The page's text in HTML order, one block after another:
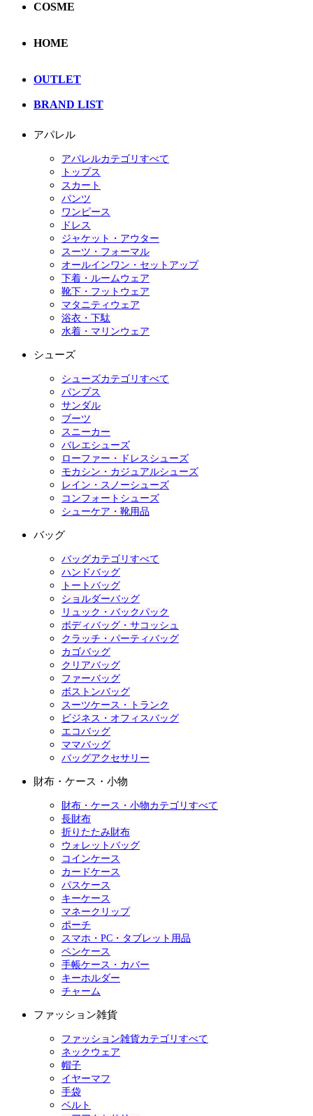
COSME
HOME
OUTLET
BRAND LIST
アパレル
アパレルカテゴリすべて
トップス
スカート
パンツ
ワンピース
ドレス
ジャケット・アウター
スーツ・フォーマル
オールインワン・セットアップ
下着・ルームウェア
靴下・フットウェア
マタニティウェア
浴衣・下駄
水着・マリンウェア
シューズ
シューズカテゴリすべて
パンプス
サンダル
ブーツ
スニーカー
バレエシューズ
ローファー・ドレスシューズ
モカシン・カジュアルシューズ
レイン・スノーシューズ
コンフォートシューズ
シューケア・靴用品
バッグ
バッグカテゴリすべて
ハンドバッグ
トートバッグ
ショルダーバッグ
リュック・バックパック
ボディバッグ・サコッシュ
クラッチ・パーティバッグ
カゴバッグ
クリアバッグ
ファーバッグ
ボストンバッグ
スーツケース・トランク
ビジネス・オフィスバッグ
エコバッグ
ママバッグ
バッグアクセサリー
財布・ケース・小物
財布・ケース・小物カテゴリすべて
長財布
折りたたみ財布
ウォレットバッグ
コインケース
カードケース
パスケース
キーケース
マネークリップ
ポーチ
スマホ・PC・タブレット用品
ペンケース
手帳ケース・カバー
キーホルダー
チャーム
ファッション雑貨
ファッション雑貨カテゴリすべて
ネックウェア
帽子
イヤーマフ
手袋
ベルト